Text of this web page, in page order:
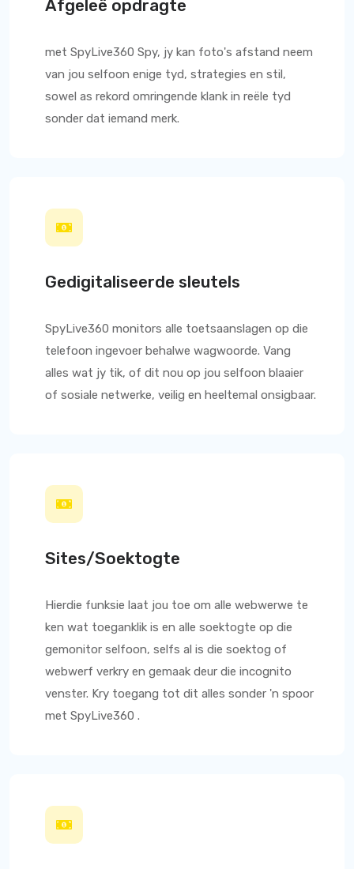
Afgeleë opdragte
met SpyLive360 Spy, jy kan foto's afstand neem
van jou selfoon enige tyd, strategies en stil,
sowel as rekord omringende klank in reële tyd
sonder dat iemand merk.
Gedigitaliseerde sleutels
SpyLive360 monitors alle toetsaanslagen op die
telefoon ingevoer behalwe wagwoorde. Vang
alles wat jy tik, of dit nou op jou selfoon blaaier
of sosiale netwerke, veilig en heeltemal onsigbaar.
Sites/Soektogte
Hierdie funksie laat jou toe om alle webwerwe te
ken wat toeganklik is en alle soektogte op die
gemonitor selfoon, selfs al is die soektog of
webwerf verkry en gemaak deur die incognito
venster. Kry toegang tot dit alles sonder 'n spoor
met SpyLive360 .